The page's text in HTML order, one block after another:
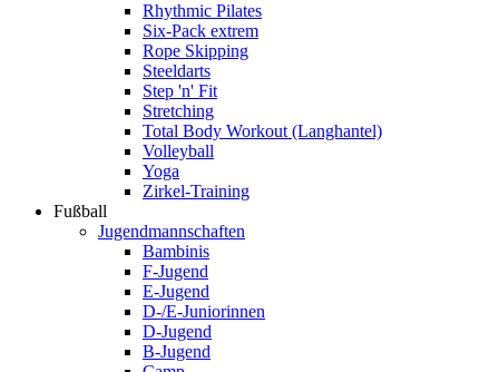
Rhythmic Pilates
Six-Pack extrem
Rope Skipping
Steeldarts
Step 'n' Fit
Stretching
Total Body Workout (Langhantel)
Volleyball
Yoga
Zirkel-Training
Fußball
Jugendmannschaften
Bambinis
F-Jugend
E-Jugend
D-/E-Juniorinnen
D-Jugend
B-Jugend